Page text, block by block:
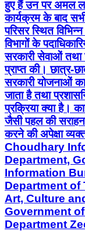
हुए हैं उन पर अमल
कार्यक्रम के बाद
परिसर स्थित
विभागों के
सरकारी सेवाओं तथा
प्राप्त की। छात्र-
सरकारी योजनाओं
जाता है तथा
प्रक्रिया क्या है।
जैसी पहल की
करने की अपेक्षा
Choudhary
Department,
Information
Department of
Art, Culture
Government
Department